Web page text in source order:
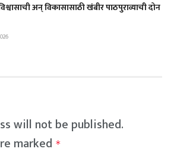
अन् विकासासाठी खंबीर पाठपुराव्याची दोन
will not be published.
marked *